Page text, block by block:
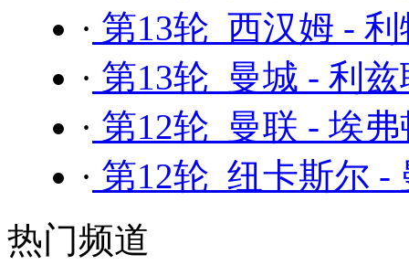
· 第13轮 西汉姆 -
· 第13轮 曼城 - 利
· 第12轮 曼联 - 埃
· 第12轮 纽卡斯尔 -
热门频道